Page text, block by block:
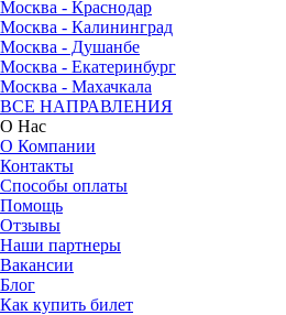
Москва - Краснодар
Москва - Калининград
Москва - Душанбе
Москва - Екатеринбург
Москва - Махачкала
ВСЕ НАПРАВЛЕНИЯ
О Нас
О Компании
Контакты
Способы оплаты
Помощь
Отзывы
Наши партнеры
Вакансии
Блог
Как купить билет